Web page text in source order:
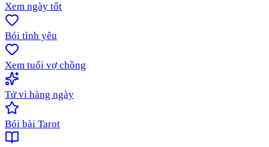
Xem ngày tốt
Bói tình yêu
Xem tuổi vợ chồng
Tử vi hàng ngày
Bói bài Tarot